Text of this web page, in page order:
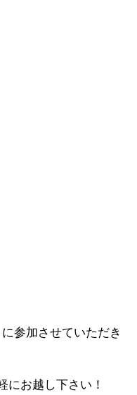
参加させていただき
にお越し下さい！